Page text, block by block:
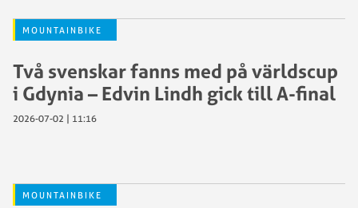
MOUNTAINBIKE
Två svenskar fanns med på världscup
i Gdynia – Edvin Lindh gick till A-final
2026-07-02 | 11:16
MOUNTAINBIKE